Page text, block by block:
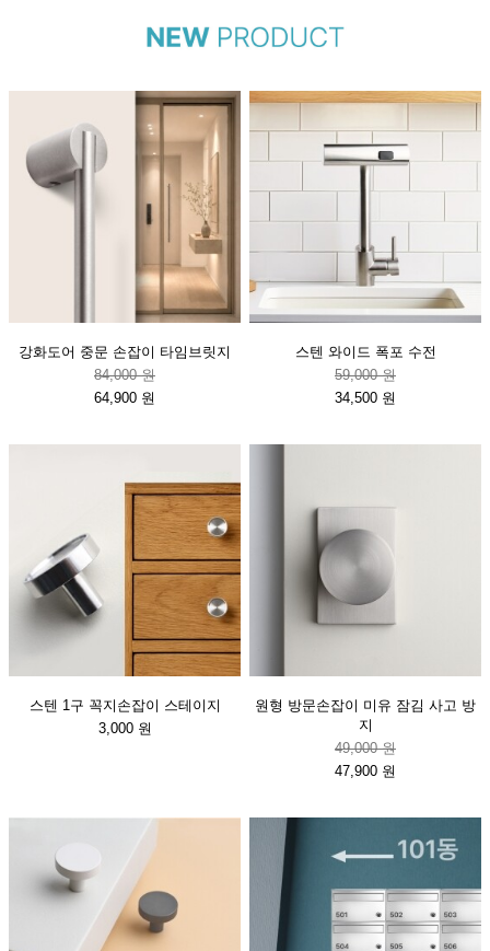
강화도어 중문 손잡이 타임브릿지
84,000 원
64,900 원
스텐 와이드 폭포 수전
59,000 원
34,500 원
스텐 1구 꼭지손잡이 스테이지
3,000 원
원형 방문손잡이 미유 잠김 사고 방
지
49,000 원
47,900 원